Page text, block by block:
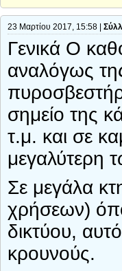
23 Μαρτίου 2017, 15:58 |
Γενικά Ο
αναλόγως
σημείο της
τ.μ. και σε
μεγαλύτερη
Σε μεγάλα
χρήσεων)
δικτύου,
κρουνούς.